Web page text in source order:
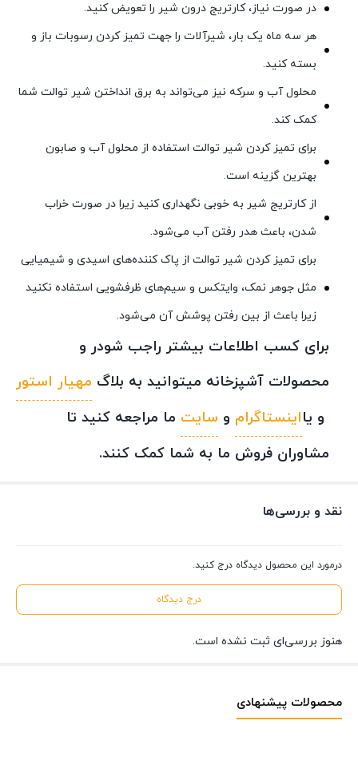
در صورت نیاز، کارتریج درون شیر را تعویض کنید.
هر سه ماه یک بار، شیرآلات را جهت تمیز کردن رسوبات باز و
بسته کنید.
محلول آب و سرکه نیز می‌تواند به برق انداختن شیر توالت شما
کمک کند.
برای تمیز کردن شیر توالت استفاده از محلول آب و صابون
بهترین گزینه است.
از کارتریج شیر به خوبی نگهداری کنید زیرا در صورت خراب
شدن، باعث هدر رفتن آب می‌شود.
برای تمیز کردن شیر توالت از پاک کننده‌های اسیدی و شیمیایی
مثل جوهر نمک، وایتکس و سیم‌های ظرفشویی استفاده نکنید
زیرا باعث از بین رفتن پوشش آن می‌شود.
برای کسب اطلاعات بیشتر راجب شودر و
محصولات آشپزخانه میتوانید به بلاگ مهیار استور
و یااینستاگرام و سایت ما مراجعه کنید تا
مشاوران فروش ما به شما کمک کنند.
نقد و بررسی‌ها
درمورد این محصول دیدگاه درج کنید.
درج دیدگاه
هنوز بررسی‌ای ثبت نشده است.
محصولات پیشنهادی